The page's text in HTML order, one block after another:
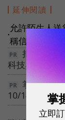
延伸閱讀
●
允許陌生人
稱信任大考驗
把整座城
科技與陪伴，
掌握 10%
10/14【深度
掌
立即